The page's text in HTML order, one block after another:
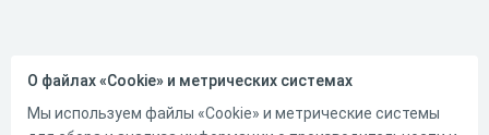
О файлах «Cookie» и метрических системах
Мы используем файлы «Cookie» и метрические системы